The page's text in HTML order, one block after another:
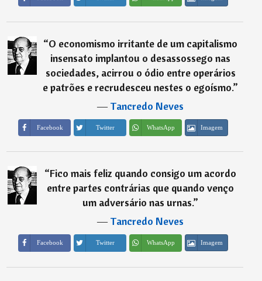
“O economismo irritante de um capitalismo
insensato implantou o desassossego nas
sociedades, acirrou o ódio entre operários
e patrões e recrudesceu nestes o egoísmo.”
―Tancredo Neves
Facebook Twitter WhatsApp Imagem
“Fico mais feliz quando consigo um acordo
entre partes contrárias que quando venço
um adversário nas urnas.”
―Tancredo Neves
Facebook Twitter WhatsApp Imagem